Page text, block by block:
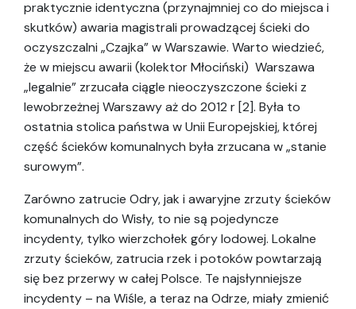
praktycznie identyczna (przynajmniej co do miejsca i
skutków) awaria magistrali prowadzącej ścieki do
oczyszczalni „Czajka” w Warszawie. Warto wiedzieć,
że w miejscu awarii (kolektor Młociński) Warszawa
„legalnie” zrzucała ciągle nieoczyszczone ścieki z
lewobrzeżnej Warszawy aż do 2012 r [2]. Była to
ostatnia stolica państwa w Unii Europejskiej, której
część ścieków komunalnych była zrzucana w „stanie
surowym”.
Zarówno zatrucie Odry, jak i awaryjne zrzuty ścieków
komunalnych do Wisły, to nie są pojedyncze
incydenty, tylko wierzchołek góry lodowej. Lokalne
zrzuty ścieków, zatrucia rzek i potoków powtarzają
się bez przerwy w całej Polsce. Te najsłynniejsze
incydenty – na Wiśle, a teraz na Odrze, miały zmienić